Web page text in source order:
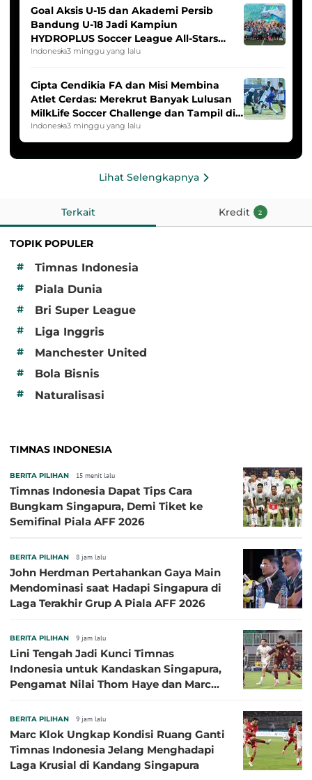
Goal Aksis U-15 dan Akademi Persib
Bandung U-18 Jadi Kampiun
HYDROPLUS Soccer League All-Stars
2025/2026
Indonesia3 minggu yang lalu
Cipta Cendikia FA dan Misi Membina
Atlet Cerdas: Merekrut Banyak Lulusan
MilkLife Soccer Challenge dan Tampil di
HYDROPLUS Soccer League
Indonesia3 minggu yang lalu
Lihat Selengkapnya
Terkait Kredit 2
TOPIK POPULER
#
Timnas Indonesia
# Piala Dunia
# Bri Super League
# Liga Inggris
# Manchester United
# Bola Bisnis
# Naturalisasi
TIMNAS INDONESIA
BERITA PILIHAN 15 menit lalu
Timnas Indonesia Dapat Tips Cara
Bungkam Singapura, Demi Tiket ke
Semifinal Piala AFF 2026
BERITA PILIHAN 8 jam lalu
John Herdman Pertahankan Gaya Main
Mendominasi saat Hadapi Singapura di
Laga Terakhir Grup A Piala AFF 2026
BERITA PILIHAN 9 jam lalu
Lini Tengah Jadi Kunci Timnas
Indonesia untuk Kandaskan Singapura,
Pengamat Nilai Thom Haye dan Marc
BERITA PILIHAN 9 jam lalu
Marc Klok Ungkap Kondisi Ruang Ganti
Timnas Indonesia Jelang Menghadapi
Laga Krusial di Kandang Singapura